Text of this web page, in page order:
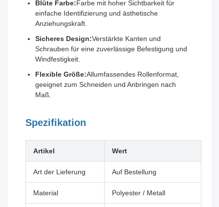
Blüte Farbe:Farbe mit hoher Sichtbarkeit für
einfache Identifizierung und ästhetische
Anziehungskraft.
Sicheres Design:Verstärkte Kanten und
Schrauben für eine zuverlässige Befestigung und
Windfestigkeit.
Flexible Größe:Allumfassendes Rollenformat,
geeignet zum Schneiden und Anbringen nach
Maß.
Spezifikation
Artikel Wert
Art der Lieferung Auf Bestellung
Material Polyester / Metall